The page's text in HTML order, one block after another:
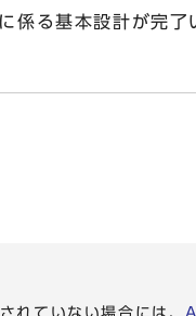
係る基本設計が完了
れていない場合には、